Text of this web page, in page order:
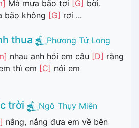
Mà mưa bão tơi [G]
bời.
bão không [G] rơi ...
thua
Phương Tử Long
nhau anh hỏi em câu [D] rằng
thì em [C] nói em
trời
Ngô Thụy Miên
nắng, nắng đưa em về bên